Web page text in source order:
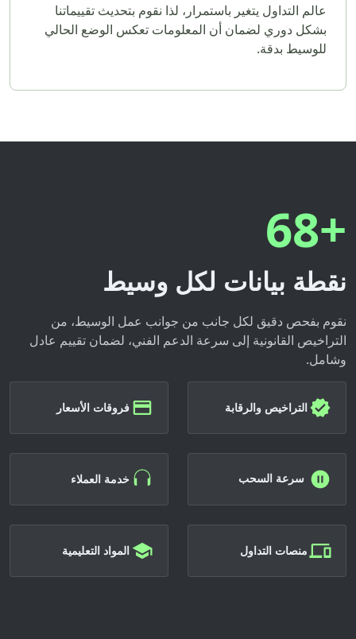
عالم التداول يتغير باستمرار، لذا نقوم بتحديث تقييماتنا
بشكل دوري لضمان أن المعلومات تعكس الوضع الحالي
للوسيط بدقة.
+68
نقطة بيانات لكل وسيط
نقوم بفحص دقيق لكل جانب من جوانب عمل الوسيط، من
التراخيص القانونية إلى سرعة الدعم الفني، لضمان تقييم عادل
وشامل.
التراخيص والرقابة فروقات الأسعار
سرعة السحب خدمة العملاء
منصات التداول المواد التعليمية